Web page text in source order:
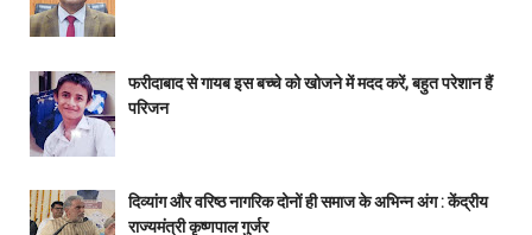
फरीदाबाद से गायब इस बच्चे को खोजने में मदद करें, बहुत परेशान हैं
परिजन
दिव्यांग और वरिष्ठ नागरिक दोनों ही समाज के अभिन्न अंग : केंद्रीय
राज्यमंत्री कृष्णपाल गुर्जर